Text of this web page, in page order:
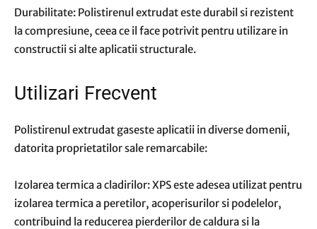
Durabilitate: Polistirenul extrudat este durabil si rezistent
la compresiune, ceea ce il face potrivit pentru utilizare in
constructii si alte aplicatii structurale.
Utilizari Frecvent
Polistirenul extrudat gaseste aplicatii in diverse domenii,
datorita proprietatilor sale remarcabile:
Izolarea termica a cladirilor: XPS este adesea utilizat pentru
izolarea termica a peretilor, acoperisurilor si podelelor,
contribuind la reducerea pierderilor de caldura si la